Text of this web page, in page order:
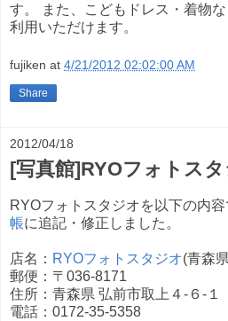
す。 また、こどもドレス・着物
利用いただけます。
fujiken at 4/21/2012 02:02:00 AM
Share
2012/04/18
[写真館]RYOフォトス
RYOフォトスタジオを以下の内容
帳に追記・修正しました。
店名： RYOフォトスタジオ(青森
郵便：〒036-8171
住所：青森県 弘前市取上４-６-１
電話：0172-35-5358